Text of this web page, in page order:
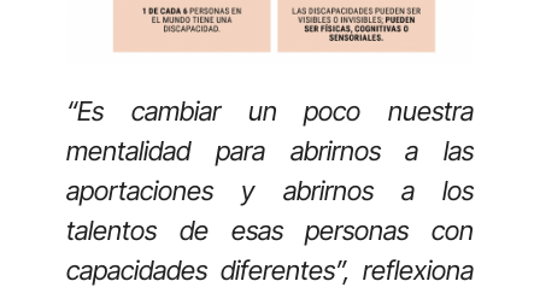
“Es cambiar un poco nuestra
mentalidad para abrirnos a las
aportaciones y abrirnos a los
talentos de esas personas con
capacidades diferentes”, reflexiona